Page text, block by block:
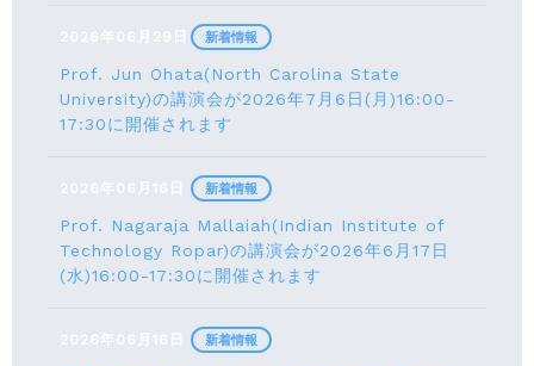
2026年06月29日
Prof. Jun Ohata(North Carolina State
University)の講演会が2026年7月6日(月)16:00-
17:30に開催されます
新着情報
2026年06月16日
Prof. Nagaraja Mallaiah(Indian Institute of
Technology Ropar)の講演会が2026年6月17⽇
(水)16:00-17:30に開催されます
新着情報
2026年06月16日 新着情報